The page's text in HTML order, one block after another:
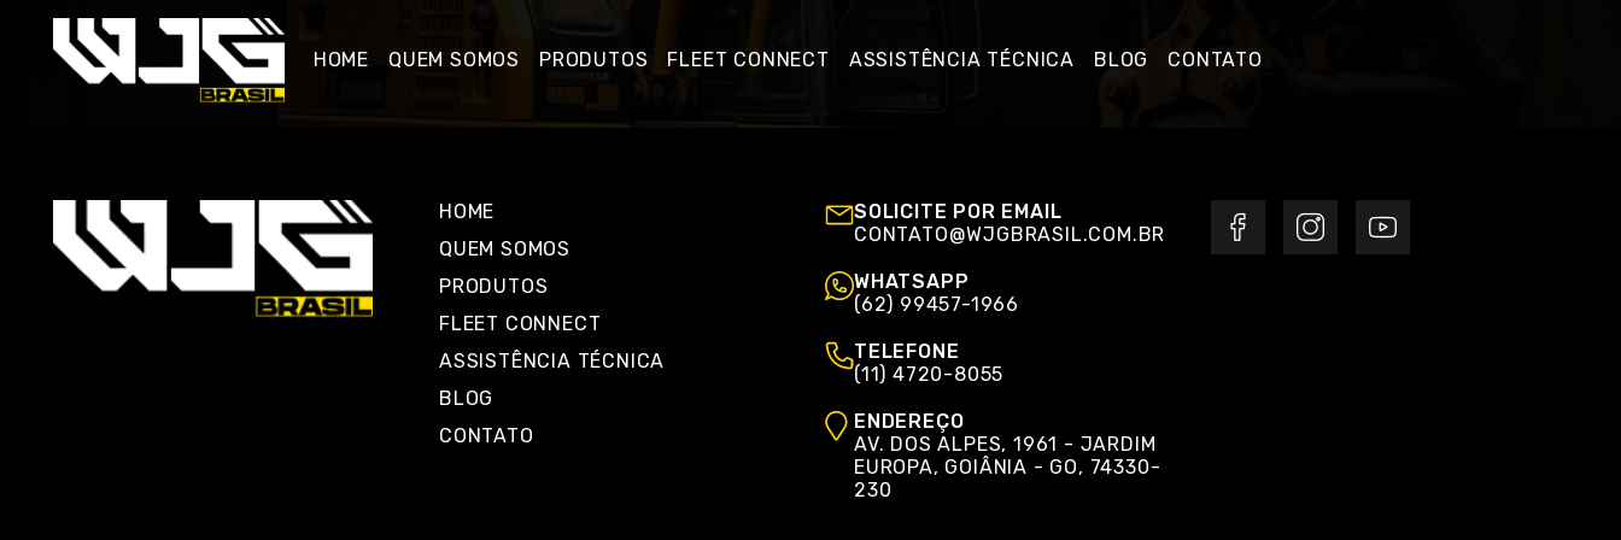
HOME QUEM SOMOS PRODUTOS FLEET CONNECT ASSISTÊNCIA TÉCNICA BLOG CONTATO
HOME
QUEM SOMOS
PRODUTOS
FLEET CONNECT
ASSISTÊNCIA TÉCNICA
BLOG
CONTATO
SOLICITE POR EMAIL
CONTATO@WJGBRASIL.COM.BR
WHATSAPP
(62) 99457-1966
TELEFONE
(11) 4720-8055
ENDEREÇO
AV. DOS ALPES, 1961 - JARDIM
EUROPA, GOIÂNIA - GO, 74330-
230